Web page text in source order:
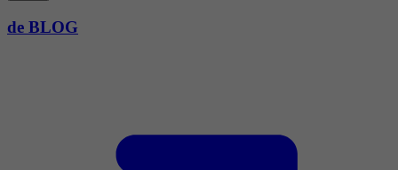
de BLOG